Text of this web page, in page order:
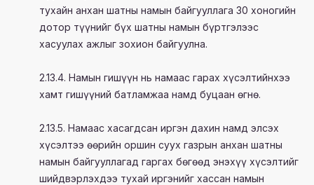
тухайн анхан шатны намын байгууллага 30 хоногийн
дотор түүнийг бүх шатны намын бүртгэлээс
хасуулах ажлыг зохион байгуулна.
2.13.4. Намын гишүүн нь намаас гарах хүсэлтийнхээ
хамт гишүүний батламжаа намд буцаан өгнө.
2.13.5. Намаас хасагдсан иргэн дахин намд элсэх
хүсэлтээ өөрийн оршин суух газрын анхан шатны
намын байгууллагад гаргах бөгөөд энэхүү хүсэлтийг
шийдвэрлэхдээ тухай иргэнийг хассан намын